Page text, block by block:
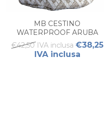
MB CESTINO
WATERPROOF ARUBA
SAND S
€42,50 IVA inclusa €38,25
IVA inclusa